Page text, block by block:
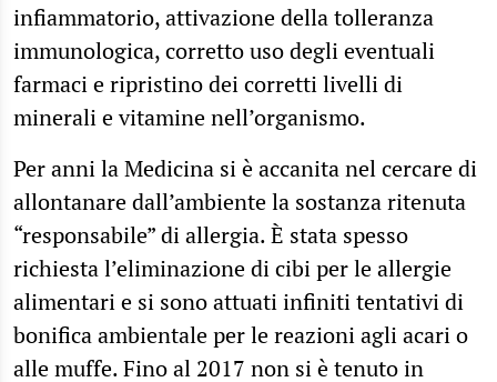
infiammatorio, attivazione della tolleranza
immunologica, corretto uso degli eventuali
farmaci e ripristino dei corretti livelli di
minerali e vitamine nell’organismo.
Per anni la Medicina si è accanita nel cercare di
allontanare dall’ambiente la sostanza ritenuta
“responsabile” di allergia. È stata spesso
richiesta l’eliminazione di cibi per le allergie
alimentari e si sono attuati infiniti tentativi di
bonifica ambientale per le reazioni agli acari o
alle muffe. Fino al 2017 non si è tenuto in